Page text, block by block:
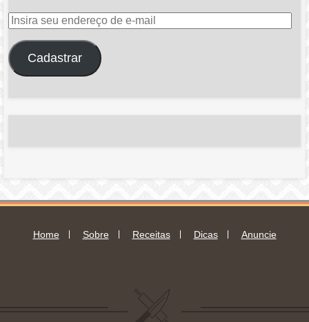
Insira
endereço
de
Cadastrar
Home Sobre Receitas Dicas Anuncie